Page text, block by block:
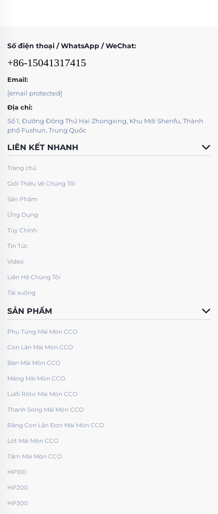
Số điện thoại / WhatsApp / WeChat:
+86-15041317415
Email:
[email protected]
Địa chỉ:
Số 1, Đường Đông Thứ Hai Zhongxing, Khu Mới Shenfu, Thành
phố Fushun, Trung Quốc
LIÊN KẾT NHANH
Trang chủ
Giới Thiệu Về Chúng Tôi
Sản Phẩm
Ứng Dụng
Tùy Chỉnh
Tin Tức
Video
Liên Hệ Chúng Tôi
Tải xuống
SẢN PHẨM
Phụ Tùng Mài Mòn CCO
Con Lăn Mài Mòn CCO
Bàn Mài Mòn CCO
Máng Mài Mòn CCO
Lưỡi Rôto Mài Mòn CCO
Thanh Song Mài Mòn CCO
Răng Con Lăn Đơn Mài Mòn CCO
Lót Mài Mòn CCO
Tấm Mài Mòn CCO
HP100
HP200
HP300